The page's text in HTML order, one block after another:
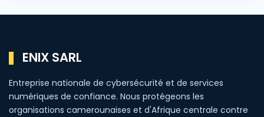
ENIX SARL
Entreprise nationale de cybersécurité et de services
numériques de confiance. Nous protégeons les
organisations camerounaises et d'Afrique centrale contre